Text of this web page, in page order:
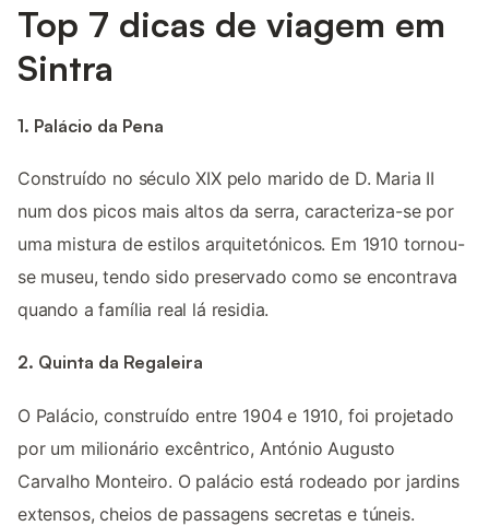
Top 7 dicas de viagem em
Sintra
1. Palácio da Pena
Construído no século XIX pelo marido de D. Maria II
num dos picos mais altos da serra, caracteriza-se por
uma mistura de estilos arquitetónicos. Em 1910 tornou-
se museu, tendo sido preservado como se encontrava
quando a família real lá residia.
2. Quinta da Regaleira
O Palácio, construído entre 1904 e 1910, foi projetado
por um milionário excêntrico, António Augusto
Carvalho Monteiro. O palácio está rodeado por jardins
extensos, cheios de passagens secretas e túneis.